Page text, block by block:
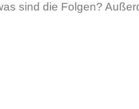
sind die Folgen?